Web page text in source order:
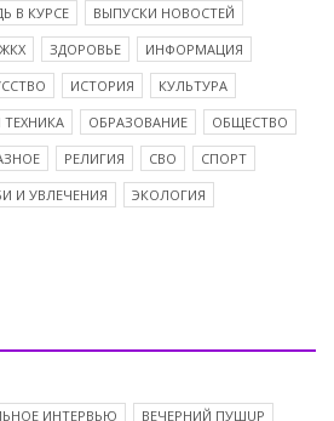
В КУРСЕ
ВЫПУСКИ НОВОСТЕЙ
ЖКХ ЗДОРОВЬЕ
ИНФОРМАЦИЯ
ИСТОРИЯ
КУЛЬТУРА
ТЕХНИКА ОБРАЗОВАНИЕ
ОБЩЕСТВО
РЕЛИГИЯ СВО
СПОРТ
И УВЛЕЧЕНИЯ
ЭКОЛОГИЯ
ИНТЕРВЬЮ
ВЕЧЕРНИЙ ПУШUP